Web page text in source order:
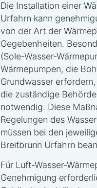
Die Installation einer
Urfahrn kann
von der Art der
Gegebenheiten.
(Sole-Wasser-
Wärmepumpen, die
Grundwasser
die zuständige
notwendig. Diese
Regelungen des
müssen bei den
Breitbrunn Urfahrn
Für Luft-Wasser-
Genehmigung